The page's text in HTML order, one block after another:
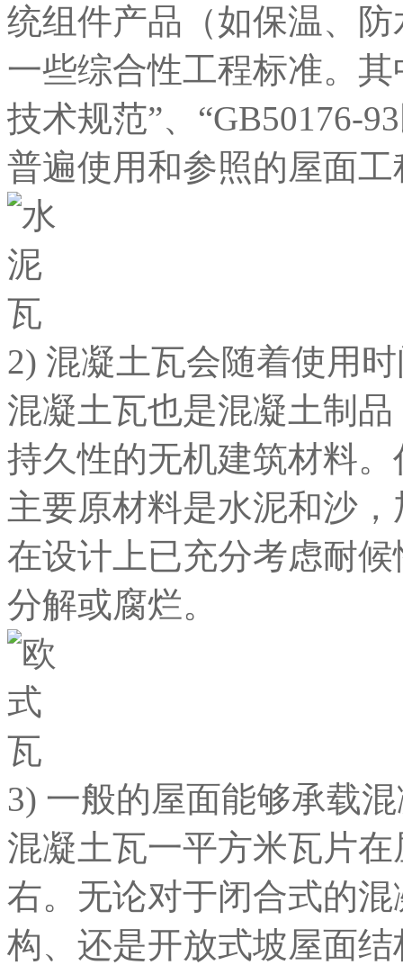
统组件产品（如保温、
一些综合性工程标准。其
技术规范”、“GB50176-
普遍使用和参照的屋面
2) 混凝土瓦会随着使用
混凝土瓦也是混凝土制
持久性的无机建筑材料
主要原材料是水泥和沙
在设计上已充分考虑耐
分解或腐烂。
3) 一般的屋面能够承载
混凝土瓦一平方米瓦片
右。无论对于闭合式的
构、还是开放式坡屋面